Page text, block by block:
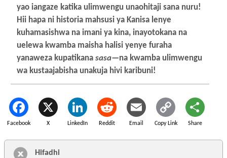
yao iangaze katika ulimwengu unaohitaji sana nuru!
Hii hapa ni historia mahsusi ya Kanisa lenye
kuhamasishwa na imani ya kina, inayotokana na
uelewa kwamba maisha halisi yenye furaha
yanaweza kupatikanasasa—na kwamba ulimwengu
wa kustaajabisha unakuja hivi karibuni!
Facebook X LinkedIn Reddit Email Copy Link Share
Hifadhi